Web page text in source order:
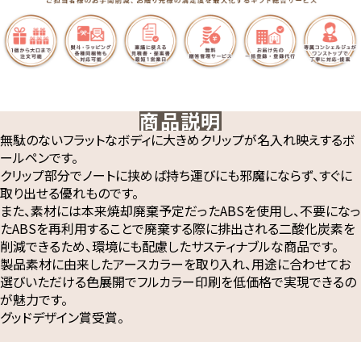
商品説明
無駄のないフラットなボディに大きめクリップが名入れ映えするボ
ールペンです。
クリップ部分でノートに挟めば持ち運びにも邪魔にならず、すぐに
取り出せる優れものです。
また、素材には本来焼却廃棄予定だったABSを使用し、不要になっ
たABSを再利用することで廃棄する際に排出される二酸化炭素を
削減できるため、環境にも配慮したサスティナブルな商品です。
製品素材に由来したアースカラーを取り入れ、用途に合わせてお
選びいただける色展開でフルカラー印刷を低価格で実現できるの
が魅力です。
グッドデザイン賞受賞。